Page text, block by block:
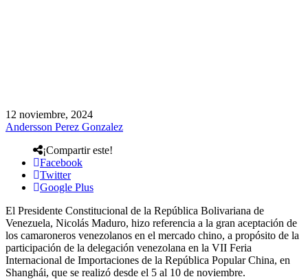
12 noviembre, 2024
Andersson Perez Gonzalez
¡Compartir este!
Facebook
Twitter
Google Plus
El Presidente Constitucional de la República Bolivariana de
Venezuela, Nicolás Maduro, hizo referencia a la gran aceptación de
los camaroneros venezolanos en el mercado chino, a propósito de la
participación de la delegación venezolana en la VII Feria
Internacional de Importaciones de la República Popular China, en
Shanghái, que se realizó desde el 5 al 10 de noviembre.